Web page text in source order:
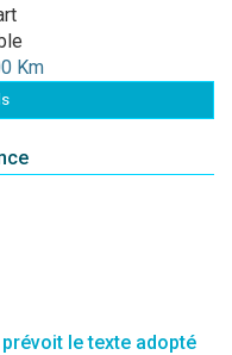
Km
le texte adopté